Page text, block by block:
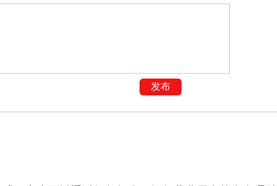
发布